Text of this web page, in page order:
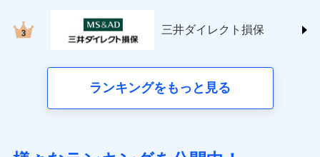
ins.com/)
三井ダイレクト損害保険株式会社
三井ダイレクト損保
ランキングをもっと見る